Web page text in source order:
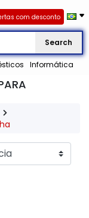
Search
Informática
com desconto